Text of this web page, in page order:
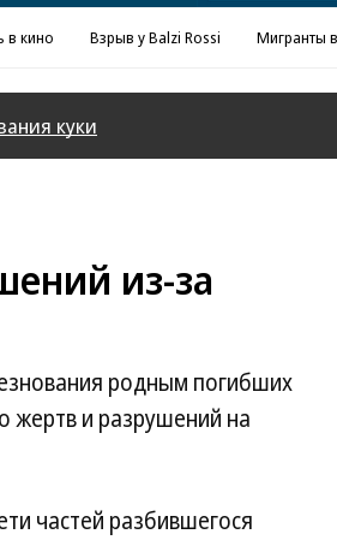
в кино Взрыв у Balzi Rossi Мигранты
куки
из-за
родным погибших
жертв и разрушений на
частей разбившегося